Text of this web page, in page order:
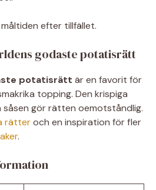
efter tillfället.
godaste potatisrätt
potatisrätt är en favorit för
topping. Den krispiga
gör rätten oemotståndlig.
rätteroch en inspiration för fler
.